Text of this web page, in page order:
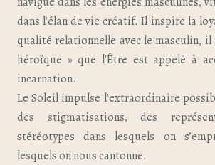
dans l’élan de vie créatif. Il inspire la
qualité relationnelle avec le masculin, il
héroïque » que l’Être est appelé à
incarnation.
Le Soleil impulse l’extraordinaire
des stigmatisations, des
stéréotypes dans lesquels on
lesquels on nous cantonne.